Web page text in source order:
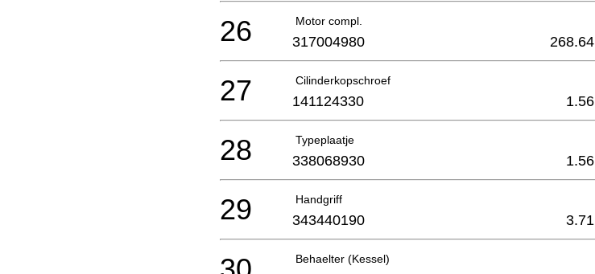
Motor compl.
26 317004980 268.64
Cilinderkopschroef
27 141124330 1.56
Typeplaatje
28 338068930 1.56
Handgriff
29 343440190 3.71
Behaelter (Kessel)